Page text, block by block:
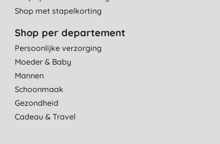
Shop met stapelkorting
Shop per departement
Persoonlijke verzorging
Moeder & Baby
Mannen
Schoonmaak
Gezondheid
Cadeau & Travel